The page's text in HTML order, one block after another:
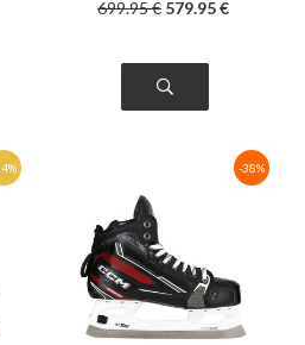
699.95€ 579.95€